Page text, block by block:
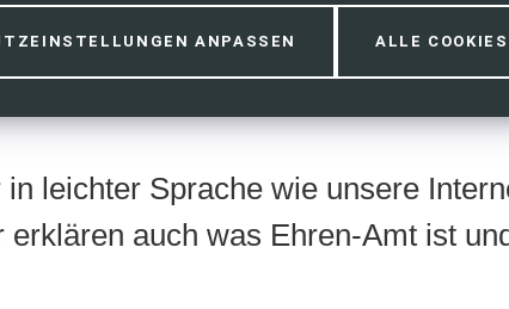
ANPASSEN ALLE
leichter Sprache wie unsere
erklären auch was Ehren-Amt ist